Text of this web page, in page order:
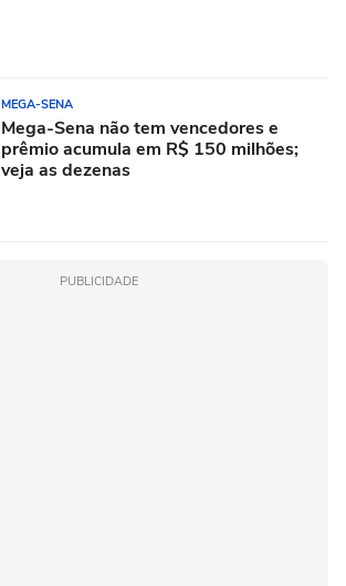
MEGA-SENA
Mega-Sena não tem vencedores e
prêmio acumula em R$ 150 milhões;
veja as dezenas
PUBLICIDADE